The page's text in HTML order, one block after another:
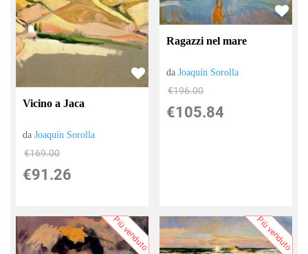
Vicino a Jaca
daJoaquín Sorolla
€169.00
€91.26
Ragazzi nel mare
daJoaquín Sorolla
€196.00
€105.84
Più venduto Più venduto